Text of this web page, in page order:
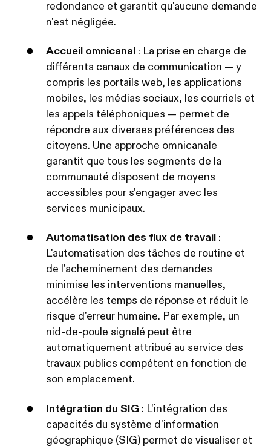
redondance et garantit qu'aucune demande
n'est négligée.
Accueil omnicanal : La prise en charge de
différents canaux de communication — y
compris les portails web, les applications
mobiles, les médias sociaux, les courriels et
les appels téléphoniques — permet de
répondre aux diverses préférences des
citoyens. Une approche omnicanale
garantit que tous les segments de la
communauté disposent de moyens
accessibles pour s'engager avec les
services municipaux.
Automatisation des flux de travail :
L'automatisation des tâches de routine et
de l'acheminement des demandes
minimise les interventions manuelles,
accélère les temps de réponse et réduit le
risque d'erreur humaine. Par exemple, un
nid-de-poule signalé peut être
automatiquement attribué au service des
travaux publics compétent en fonction de
son emplacement.
Intégration du SIG : L'intégration des
capacités du système d'information
géographique (SIG) permet de visualiser et